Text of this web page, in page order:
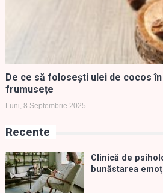
De ce să folosești ulei de cocos
frumusețe
Luni, 8 Septembrie 2025
Recente
Clinică de
bunăstarea